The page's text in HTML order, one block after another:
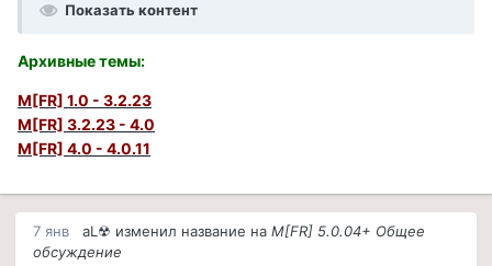
Показать контент
Архивные темы:
M[FR] 1.0 - 3.2.23
M[FR] 3.2.23 - 4.0
M[FR] 4.0 - 4.0.11
7 янв aL☢ изменил название на M[FR] 5.0.04+ Общее
обсуждение